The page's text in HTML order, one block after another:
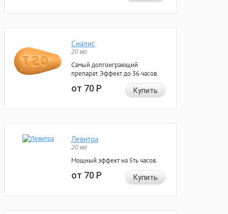
Сиалис
20 мг
Самый долгоиграющий
препарат. Эффект до 36 часов.
от 70Р Купить
Левитра
20 мг
Мощный эффект на 5ть часов.
от 70Р Купить